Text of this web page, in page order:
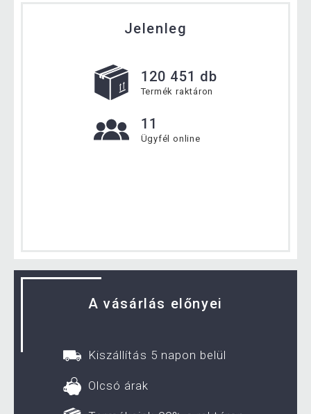
Jelenleg
120 451 db
Termék raktáron
11
Ügyfél online
A vásárlás előnyei
Kiszállítás 5 napon belül
Olcsó árak